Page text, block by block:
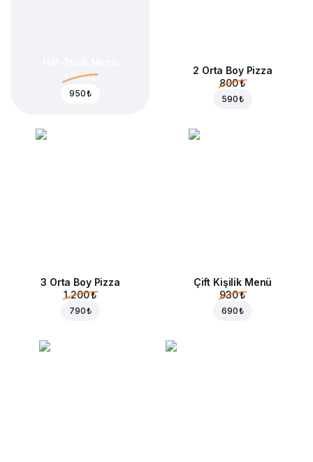
1.340 ₺
950 ₺
2 Orta Boy Pizza
800 ₺
590 ₺
3 Orta Boy Pizza
1.200 ₺
790 ₺
Çift Kişilik Menü
930 ₺
690 ₺